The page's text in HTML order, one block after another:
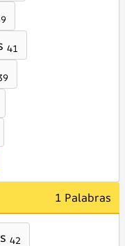
41
1 Palabras
42